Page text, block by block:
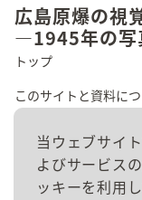
当ウェブサイ
よびサービス
ッキーを利用
広島原爆の視
―1945年の写
トップ
このサイトと資料に
資料を探す